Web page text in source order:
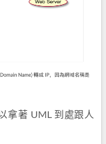
拿著 UML 到處跟人